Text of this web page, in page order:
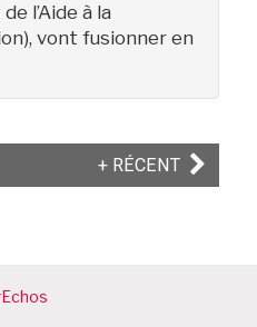
l’Aide à la
vont fusionner en
+ RÉCENTARTICLE
SUIVANT